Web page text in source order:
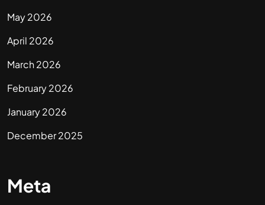
May 2026
April 2026
March 2026
February 2026
January 2026
December 2025
Meta